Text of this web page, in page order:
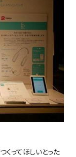
くってほしいとった